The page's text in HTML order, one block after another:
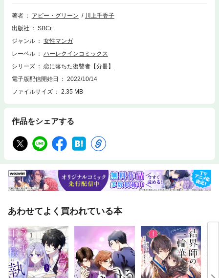
ったけれどロンドン最後の思い出にと、彼と熱い一夜をともにする。ひと
ときの夢をみた翌朝、その男性ビチェンツォは冷酷に告げた。「僕はアレ
著者 アビー・グリーン
川上千香子
出版社
SBCr
ジャンル
女性マンガ
レーベル
ハーレクインコミックス
シリーズ
恋に落ちた復讐者【分冊】
電子版配信開始日
2022/10/14
ファイルサイズ
2.35 MB
作品をシェアする
あわせてよく買われている本